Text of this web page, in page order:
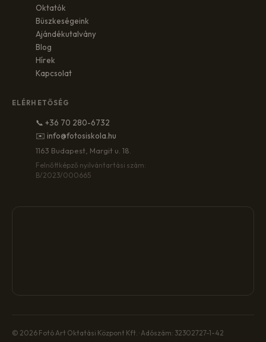
Oktatók
Büszkeségeink
Ajándékutalvány
Blog
Hírek
Kapcsolat
ELÉRHETŐSÉG
📞 +36 70 280-6732
✉️ info@fotosiskola.hu
1163 Budapest, Margit u. 18.
Felnőttképző nyilvántartási szám:
B/2023/000665
© 2026 Fotó Art Oktatási Központ Kft. · Adószám: 32302727-1-42